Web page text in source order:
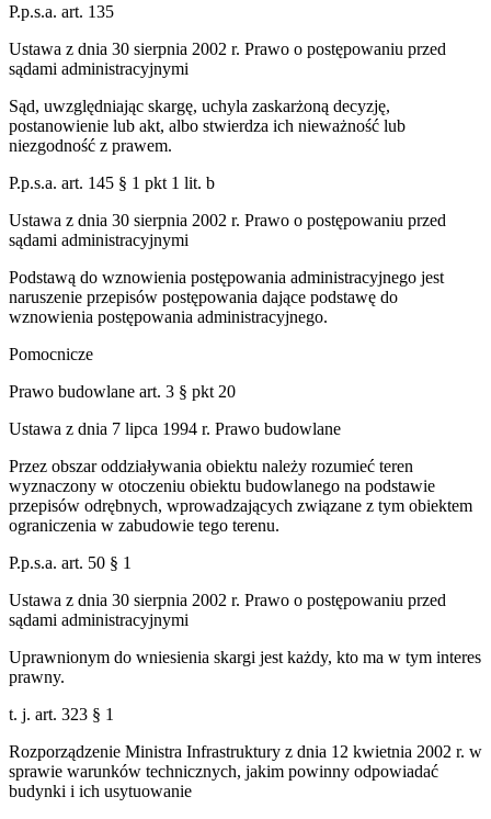
P.p.s.a. art. 135
Ustawa z dnia 30 sierpnia 2002 r. Prawo o postępowaniu przed
sądami administracyjnymi
Sąd, uwzględniając skargę, uchyla zaskarżoną decyzję,
postanowienie lub akt, albo stwierdza ich nieważność lub
niezgodność z prawem.
P.p.s.a. art. 145 § 1 pkt 1 lit. b
Ustawa z dnia 30 sierpnia 2002 r. Prawo o postępowaniu przed
sądami administracyjnymi
Podstawą do wznowienia postępowania administracyjnego jest
naruszenie przepisów postępowania dające podstawę do
wznowienia postępowania administracyjnego.
Pomocnicze
Prawo budowlane art. 3 § pkt 20
Ustawa z dnia 7 lipca 1994 r. Prawo budowlane
Przez obszar oddziaływania obiektu należy rozumieć teren
wyznaczony w otoczeniu obiektu budowlanego na podstawie
przepisów odrębnych, wprowadzających związane z tym obiektem
ograniczenia w zabudowie tego terenu.
P.p.s.a. art. 50 § 1
Ustawa z dnia 30 sierpnia 2002 r. Prawo o postępowaniu przed
sądami administracyjnymi
Uprawnionym do wniesienia skargi jest każdy, kto ma w tym interes
prawny.
t. j. art. 323 § 1
Rozporządzenie Ministra Infrastruktury z dnia 12 kwietnia 2002 r. w
sprawie warunków technicznych, jakim powinny odpowiadać
budynki i ich usytuowanie